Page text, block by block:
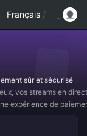
Français /
sûr et sécurisé
vos streams en
expérience de